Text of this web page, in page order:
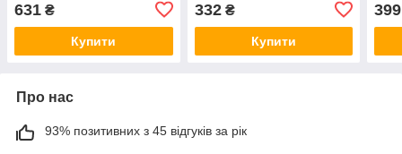
631 ₴
Купити
332₴
Купити
399
Про нас
93% позитивних з 45 відгуків за рік